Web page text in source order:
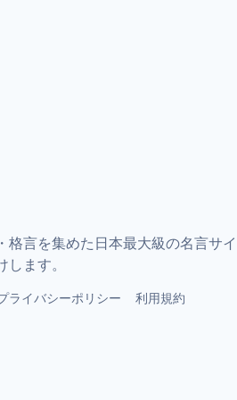
格言を集めた日本最大級の名言サ
ます。
ライバシーポリシー 利用規約